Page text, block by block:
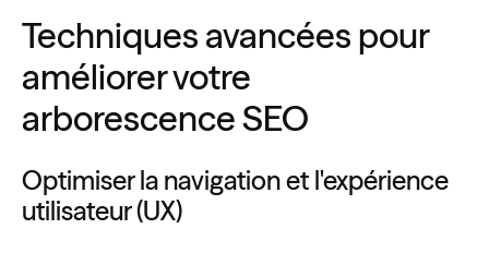
Techniques avancées pour
améliorer votre
arborescence SEO
Optimiser la navigation et l'expérience
utilisateur (UX)